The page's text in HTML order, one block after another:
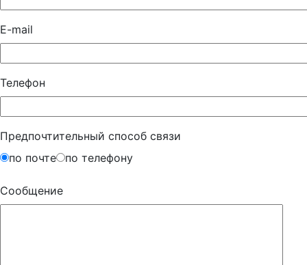
E-mail
Телефон
Предпочтительный способ связи
по почте
по телефону
Сообщение